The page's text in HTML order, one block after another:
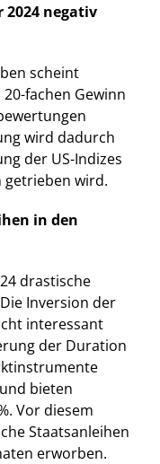
2024 negativ
scheint
fachen Gewinn
wird dadurch
der US-Indizes
getrieben wird.
in den
drastische
Inversion der
interessant
der Duration
bieten
Vor diesem
Staatsanleihen
erworben.